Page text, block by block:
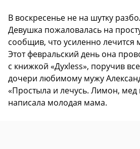
В воскресенье не на шутку
Девушка пожаловалась на
сообщив, что усиленно
Этот февральский день она
с книжкой «Духless», поручив
дочери любимому мужу
«Простыла и лечусь. Лимон, мед
написала молодая мама.